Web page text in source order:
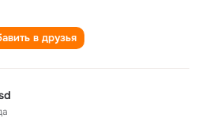
в друзья